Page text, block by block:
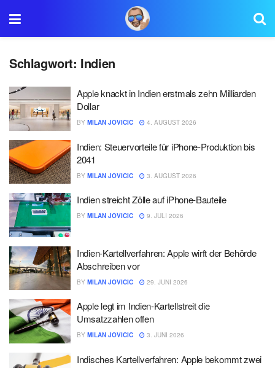
Schlagwort: Indien
Apple knackt in Indien erstmals zehn Milliarden
Dollar
BY MILAN JOVICIC 4. AUGUST 2026
Indien: Steuervorteile für iPhone-Produktion bis
2041
BY MILAN JOVICIC 3. AUGUST 2026
Indien streicht Zölle auf iPhone-Bauteile
BY MILAN JOVICIC 9. JULI 2026
Indien-Kartellverfahren: Apple wirft der Behörde
Abschreiben vor
BY MILAN JOVICIC 29. JUNI 2026
Apple legt im Indien-Kartellstreit die
Umsatzzahlen offen
BY MILAN JOVICIC 3. JUNI 2026
Indisches Kartellverfahren: Apple bekommt zwei